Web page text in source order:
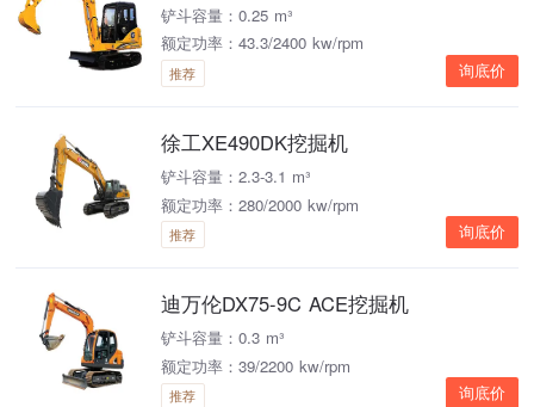
铲斗容量：0.25 m³
额定功率：43.3/2400 kw/rpm
推荐 询底价
徐工XE490DK挖掘机
铲斗容量：2.3-3.1 m³
额定功率：280/2000 kw/rpm
推荐 询底价
迪万伦DX75-9C ACE挖掘机
铲斗容量：0.3 m³
额定功率：39/2200 kw/rpm
推荐 询底价